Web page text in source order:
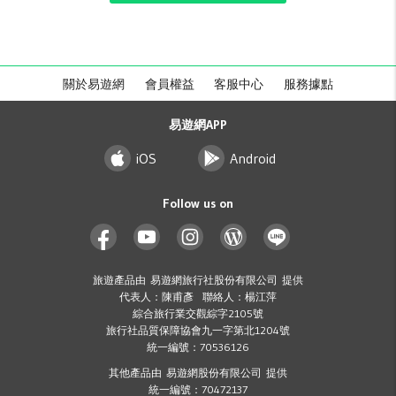
關於易遊網 會員權益 客服中心 服務據點
易遊網APP
iOS Android
Follow us on
旅遊產品由 易遊網旅行社股份有限公司 提供
代表人：陳甫彥 聯絡人：楊江萍
綜合旅行業交觀綜字2105號
旅行社品質保障協會九一字第北1204號
統一編號：70536126
其他產品由 易遊網股份有限公司 提供
統一編號：70472137